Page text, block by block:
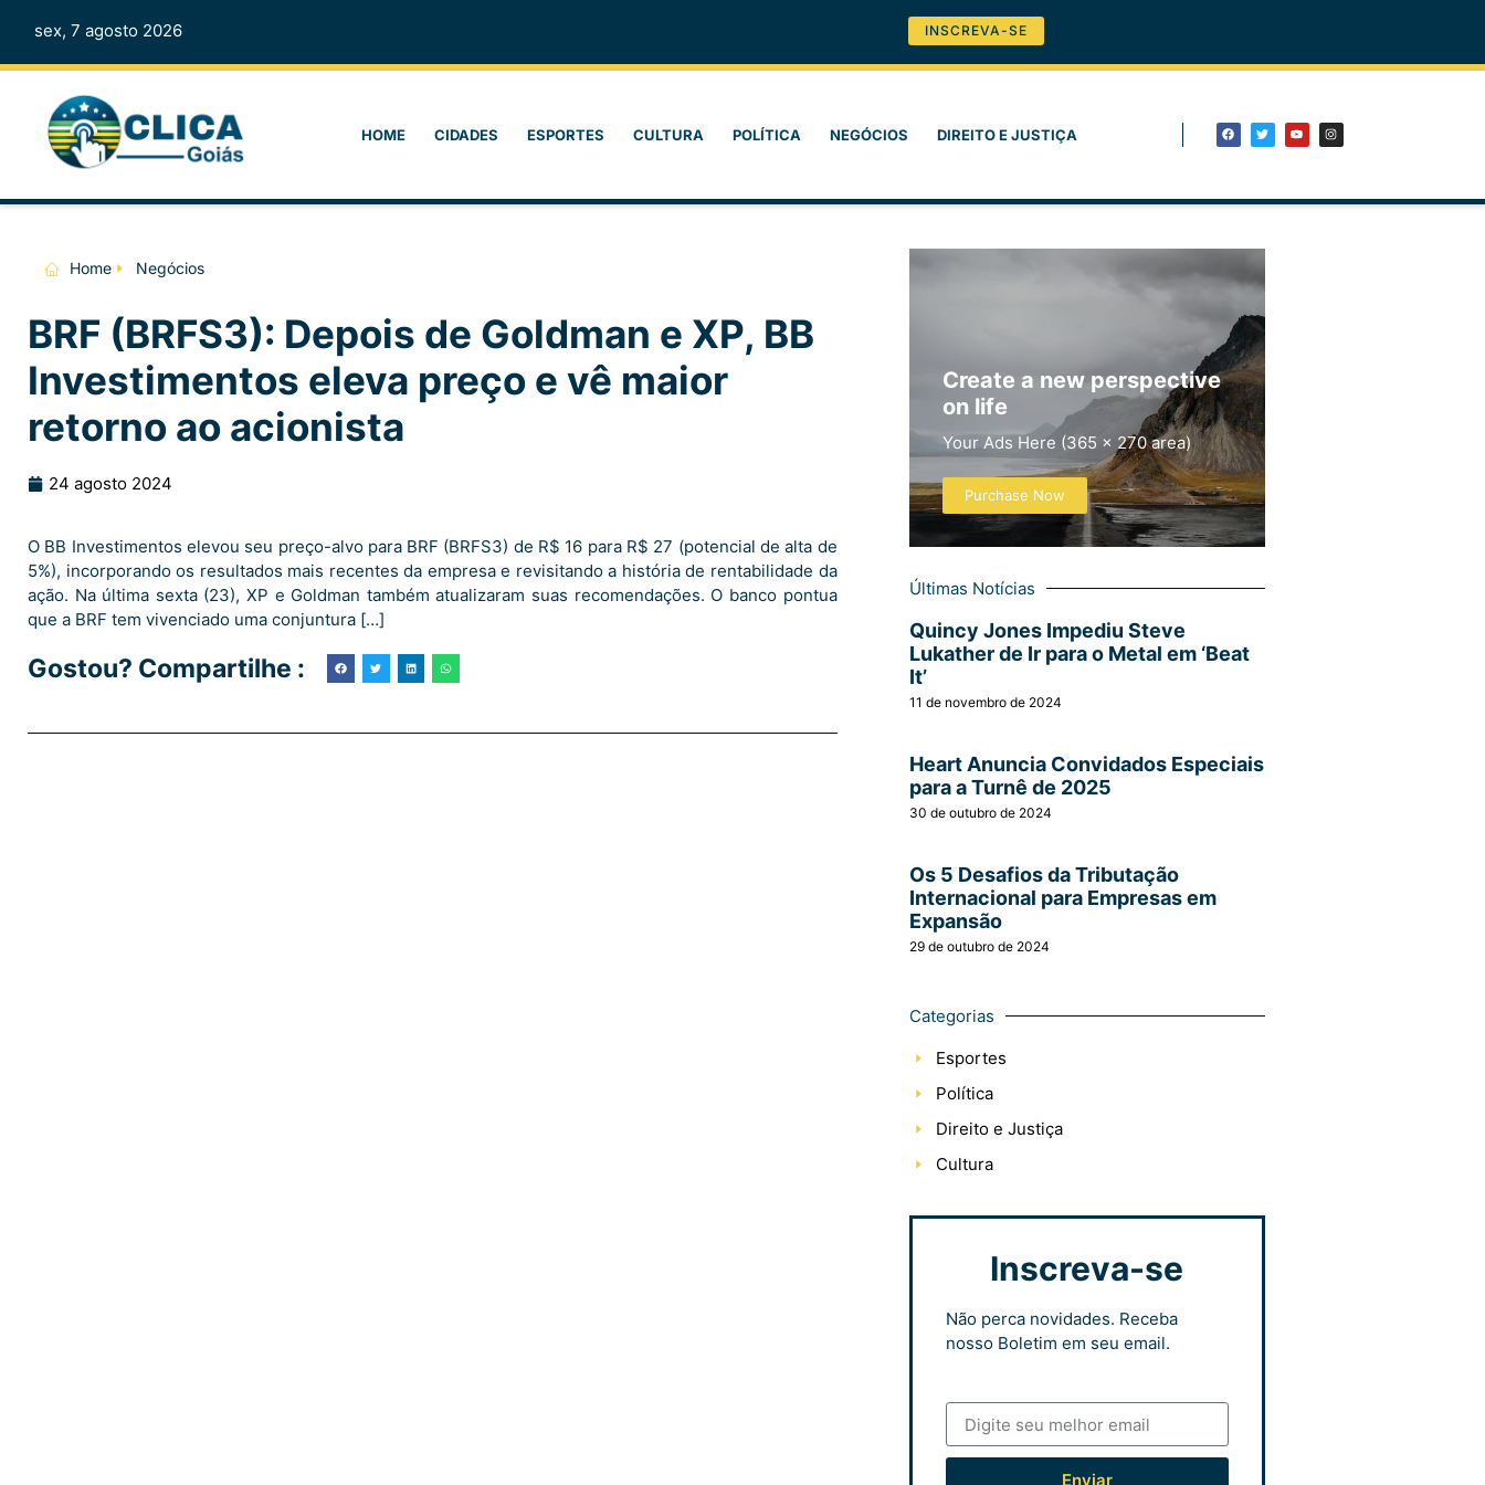
sex, 7 agosto 2026 INSCREVA-SE
HOME CIDADES ESPORTES CULTURA POLÍTICA NEGÓCIOS DIREITO E JUSTIÇA
Home Negócios
BRF (BRFS3): Depois de Goldman e XP, BB
Investimentos eleva preço e vê maior
retorno ao acionista
24 agosto 2024
O BB Investimentos elevou seu preço-alvo para BRF (BRFS3) de R$ 16 para R$ 27 (potencial de alta de
5%), incorporando os resultados mais recentes da empresa e revisitando a história de rentabilidade da
ação. Na última sexta (23), XP e Goldman também atualizaram suas recomendações. O banco pontua
que a BRF tem vivenciado uma conjuntura […]
Gostou? Compartilhe :
Create a new perspective
on life
Your Ads Here (365 x 270 area)
Purchase Now
Últimas Notícias
Quincy Jones Impediu Steve
Lukather de Ir para o Metal em ‘Beat
It’
11 de novembro de 2024
Heart Anuncia Convidados Especiais
para a Turnê de 2025
30 de outubro de 2024
Os 5 Desafios da Tributação
Internacional para Empresas em
Expansão
29 de outubro de 2024
Categorias
Esportes
Política
Direito e Justiça
Cultura
Inscreva-se
Não perca novidades. Receba
nosso Boletim em seu email.
Enviar